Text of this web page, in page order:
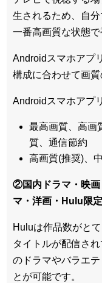
生されるため、
自
一番高画質な状態で
Androidスマホアプ
構成に合わせて画質
Androidスマホアプ
最高画質、高画
質、通信節約
高画質(推奨)、
②国内ドラマ・映画
マ・洋画・Hulu限
Huluは作品数がと
タイトルが配信さ
のドラマやバラエ
とが可能です。